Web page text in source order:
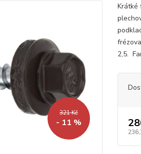
321 Kč
- 11 %
Krátké
2,5.